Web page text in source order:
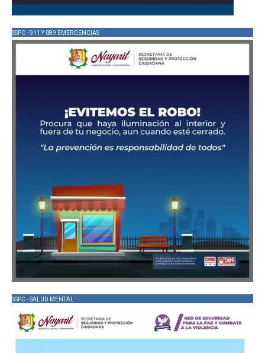
SSPC - 911 Y 089 EMERGENCIAS
SSPC - SALUD MENTAL